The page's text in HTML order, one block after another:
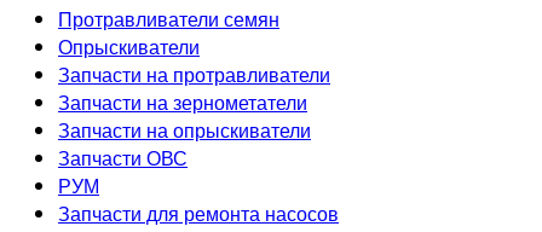
Протравливатели семян
Опрыскиватели
Запчасти на протравливатели
Запчасти на зернометатели
Запчасти на опрыскиватели
Запчасти ОВС
РУМ
Запчасти для ремонта насосов